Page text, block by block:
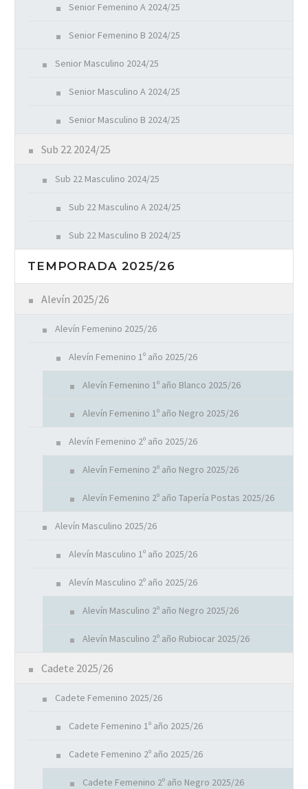
Senior Femenino A 2024/25
Senior Femenino B 2024/25
Senior Masculino 2024/25
Senior Masculino A 2024/25
Senior Masculino B 2024/25
Sub 22 2024/25
Sub 22 Masculino 2024/25
Sub 22 Masculino A 2024/25
Sub 22 Masculino B 2024/25
TEMPORADA 2025/26
Alevín 2025/26
Alevín Femenino 2025/26
Alevín Femenino 1º año 2025/26
Alevín Femenino 1º año Blanco 2025/26
Alevín Femenino 1º año Negro 2025/26
Alevín Femenino 2º año 2025/26
Alevín Femenino 2º año Negro 2025/26
Alevín Femenino 2º año Tapería Postas 2025/26
Alevín Masculino 2025/26
Alevín Masculino 1º año 2025/26
Alevín Masculino 2º año 2025/26
Alevín Masculino 2º año Negro 2025/26
Alevín Masculino 2º año Rubiocar 2025/26
Cadete 2025/26
Cadete Femenino 2025/26
Cadete Femenino 1º año 2025/26
Cadete Femenino 2º año 2025/26
Cadete Femenino 2º año Negro 2025/26